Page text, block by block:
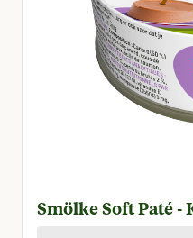
Smölke Soft Paté -